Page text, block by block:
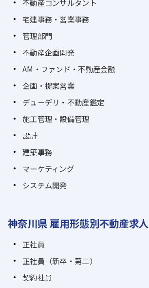
不動産コンサルタント
宅建事務・営業事務
管理部門
不動産企画開発
AM・ファンド・不動産金融
企画・提案営業
デューデリ・不動産鑑定
施工管理・設備管理
設計
建築事務
マーケティング
システム開発
神奈川県 雇用形態別不動産求人
正社員
正社員（新卒・第二）
契約社員